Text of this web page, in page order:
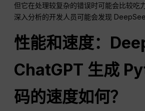
但它在处理较复杂的错误时可能会比较吃
深入分析的开发人员可能会发现
性能和速度：
ChatGPT 生成
码的速度如何？